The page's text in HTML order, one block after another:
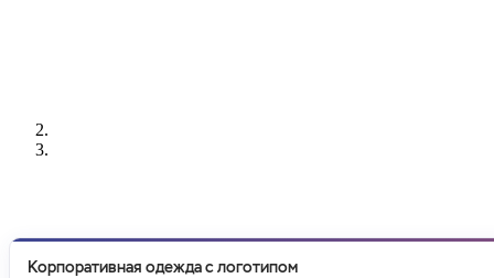
Корпоративная одежда с логотипом